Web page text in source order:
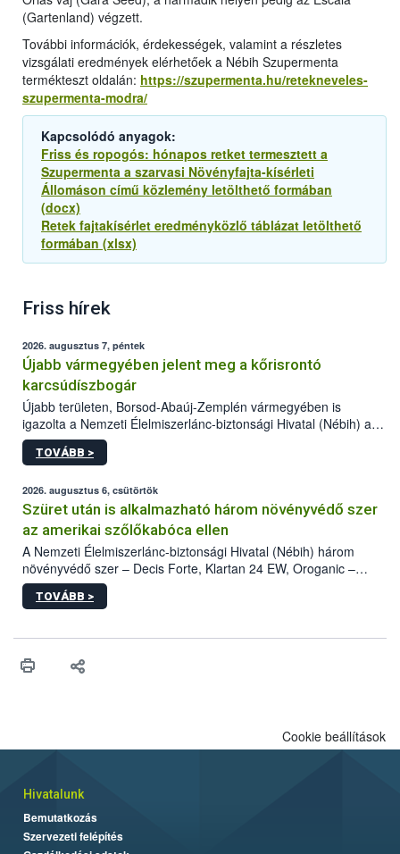
(Gartenland) végzett.
További információk, érdekességek, valamint a részletes
vizsgálati eredmények elérhetőek a Nébih Szupermenta
termékteszt oldalán: https://szupermenta.hu/retekneveles-
szupermenta-modra/
Kapcsolódó anyagok:
Friss és ropogós: hónapos retket termesztett a
Szupermenta a szarvasi Növényfajta-kísérleti
Állomáson című közlemény letölthető formában
(docx)
Retek fajtakísérlet eredményközlő táblázat letölthető
formában (xlsx)
Friss hírek
2026. augusztus 7, péntek
Újabb vármegyében jelent meg a kőrisrontó
karcsúdíszbogár
Újabb területen, Borsod-Abaúj-Zemplén vármegyében is
igazolta a Nemzeti Élelmiszerlánc-biztonsági Hivatal (Nébih) a
kőrisrontó karcsúdíszbogár (Agrilus planipennis) jelenlétét. A
kártevőt nem csak színcsapdában találták meg, de már fertőzött
az intenzív felderítést, emellett az intézkedéseket a szlovák
hatósággal is összehangolják a terjedés megállítása érdekében.
TOVÁBB >
2026. augusztus 6, csütörtök
Szüret után is alkalmazható három növényvédő szer
az amerikai szőlőkabóca ellen
A Nemzeti Élelmiszerlánc-biztonsági Hivatal (Nébih) három
növényvédő szer – Decis Forte, Klartan 24 EW, Oroganic –
engedélyokiratát módosította, így azok a szüretet követően,
egészen a vesszőérettség (BBCH 91) stádiumáig
érésű szőlőkben is legyen lehetőség a károsító elleni további
felhasználók számára is elérhető és ökológiai termesztésben is
TOVÁBB >
Cookie beállítások
Hivatalunk
Bemutatkozás
Szervezeti felépítés